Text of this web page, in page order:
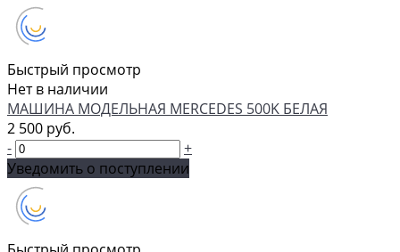
Быстрый просмотр
Нет в наличии
МАШИНА МОДЕЛЬНАЯ MERCEDES 500K БЕЛАЯ
2 500 руб.
-
+
Уведомить о поступлении